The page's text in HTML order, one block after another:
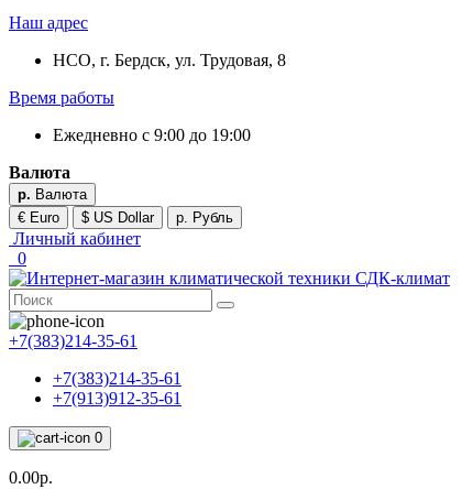
Наш адрес
НСО, г. Бердск, ул. Трудовая, 8
Время работы
Ежедневно с 9:00 до 19:00
Валюта
р. Валюта
€ Euro
$ US Dollar р. Рубль
Личный кабинет
0
+7(383)214-35-61
+7(383)214-35-61
+7(913)912-35-61
0
0.00р.